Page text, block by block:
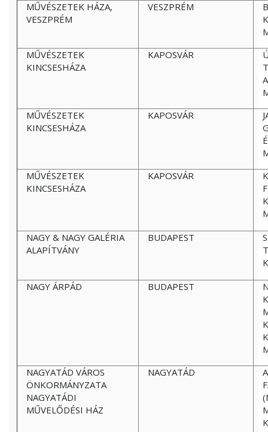
MŰVÉSZETEK HÁZA,
VESZPRÉM
VESZPRÉM
MŰVÉSZETEK
KINCSESHÁZA
KAPOSVÁR
MŰVÉSZETEK
KINCSESHÁZA
KAPOSVÁR
MŰVÉSZETEK
KINCSESHÁZA
KAPOSVÁR
NAGY & NAGY GALÉRIA
ALAPÍTVÁNY
BUDAPEST
NAGY ÁRPÁD
BUDAPEST
NAGYATÁD VÁROS
ÖNKORMÁNYZATA
NAGYATÁDI
MŰVELŐDÉSI HÁZ
NAGYATÁD